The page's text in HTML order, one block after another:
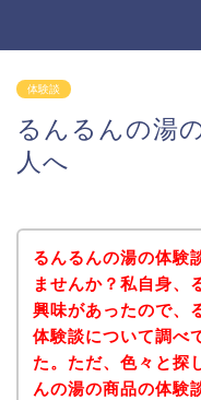
体験談
るんるんの湯
人へ
るんるんの湯の体験
ませんか？私自身、
興味があったので、
体験談について調べ
た。ただ、色々と探
んの湯の商品の体験